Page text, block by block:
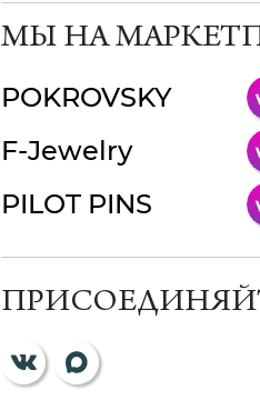
МЫ НА
POKROVSKY
F-Jewelry
PILOT PINS
мессенджер!